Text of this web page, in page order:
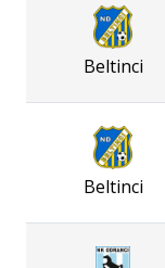
Beltinci
Beltinci